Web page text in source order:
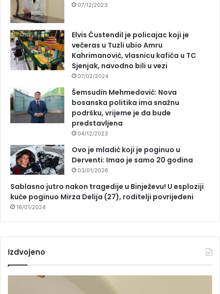
07/12/2023
Elvis Ćustendil je policajac koji je
večeras u Tuzli ubio Amru
Kahrimanović, vlasnicu kafića u TC
Sjenjak, navodno bili u vezi
07/02/2024
Šemsudin Mehmedović: Nova
bosanska politika ima snažnu
podršku, vrijeme je da bude
predstavljena
04/12/2023
Ovo je mladić koji je poginuo u
Derventi: Imao je samo 20 godina
03/01/2026
Sablasno jutro nakon tragedije u Binježevu! U esploziji
kuće poginuo Mirza Delija (27), roditelji povrijeđeni
16/01/2024
Izdvojeno